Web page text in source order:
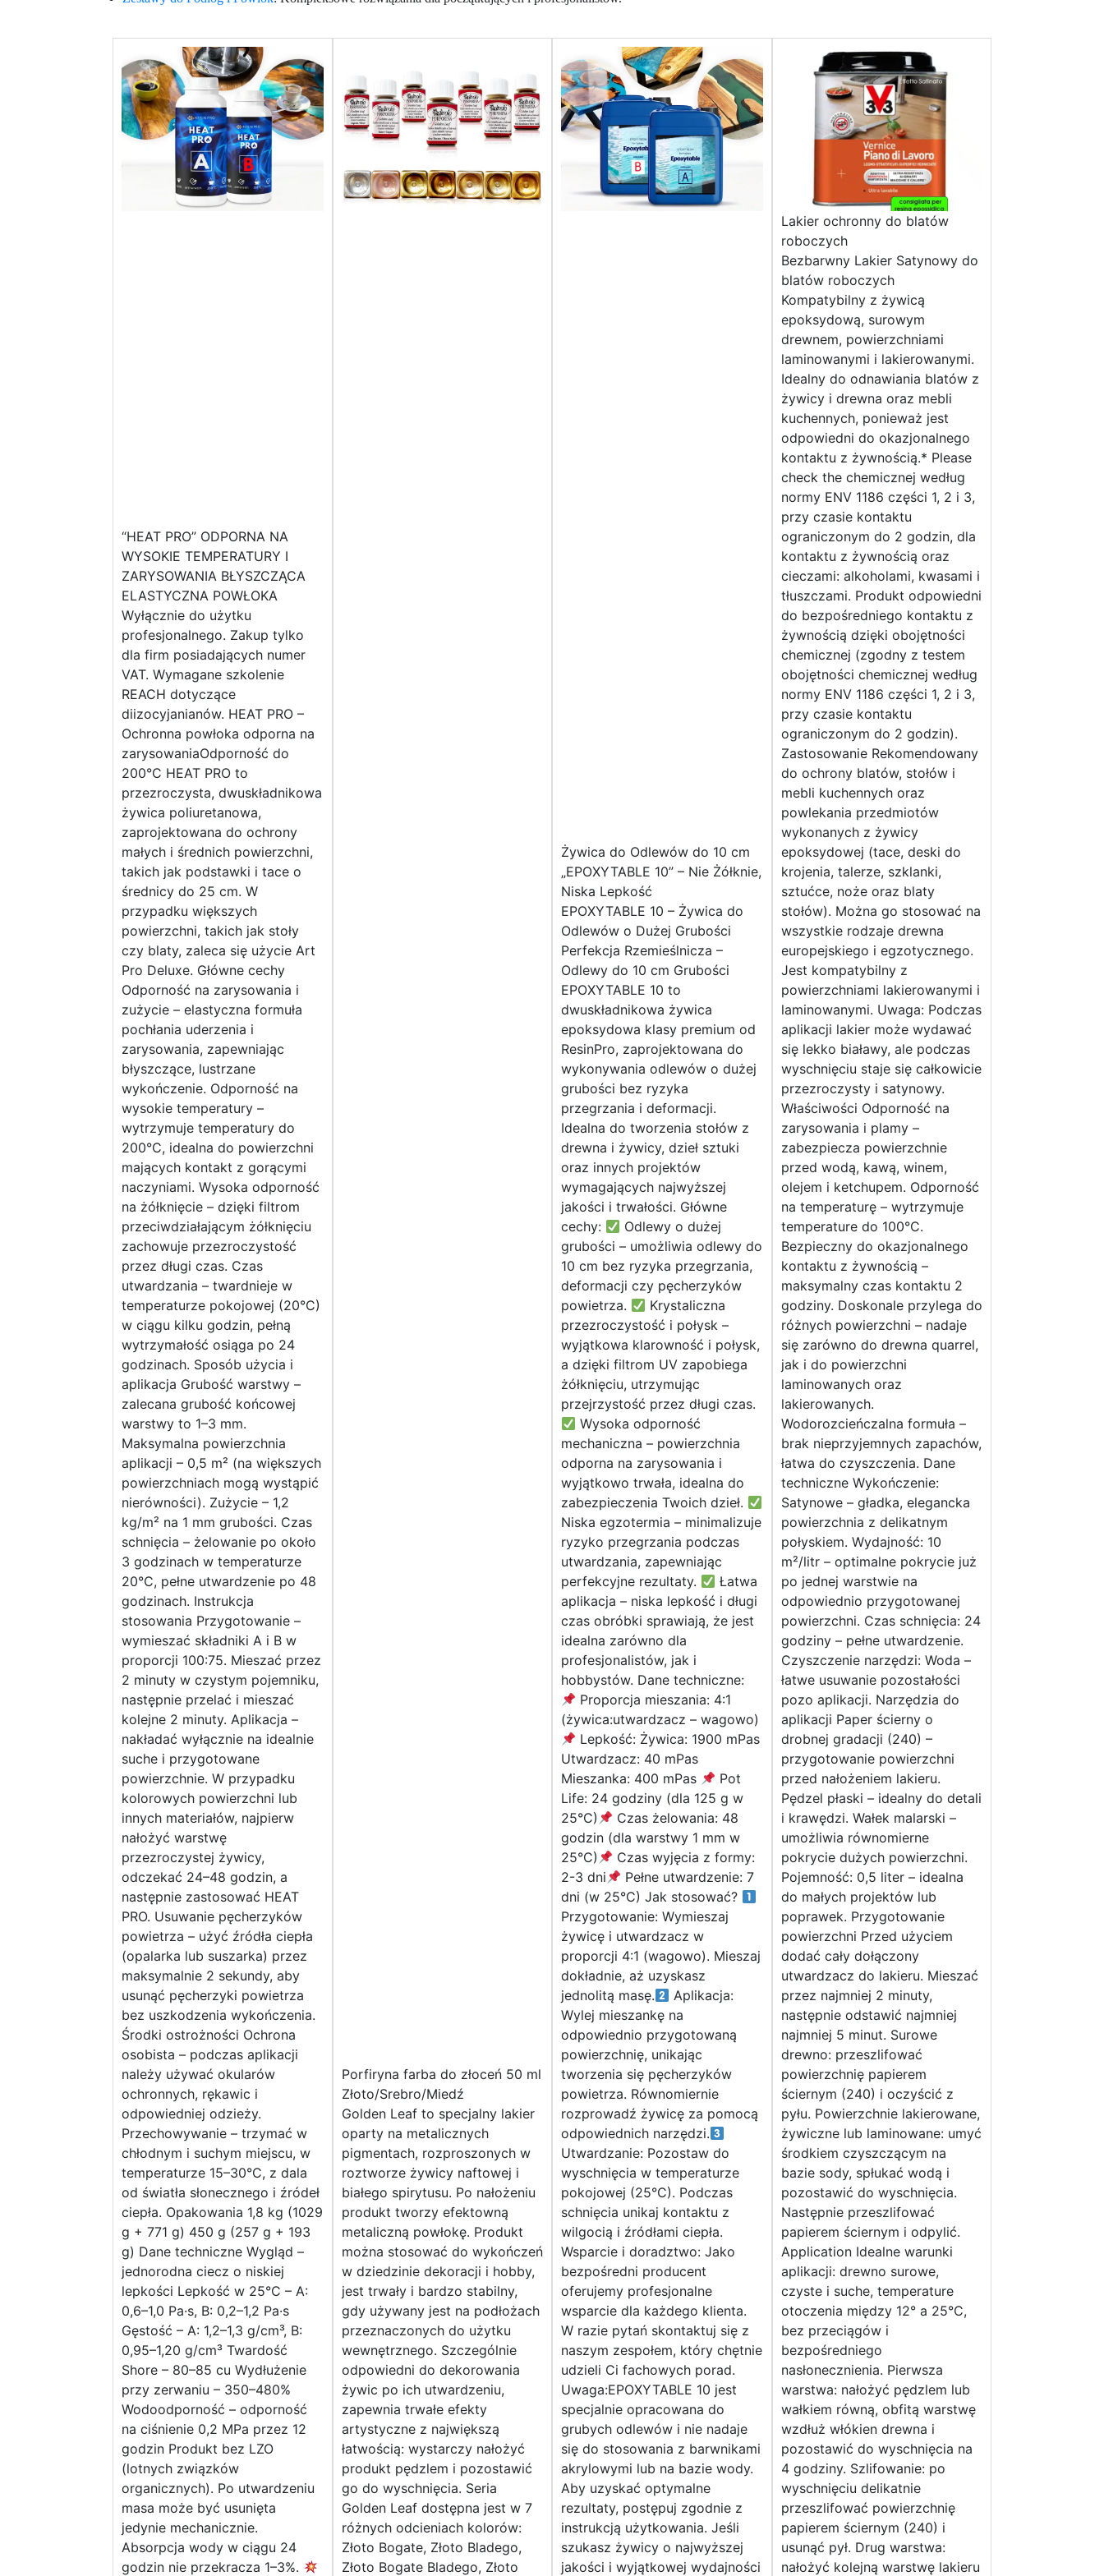
“HEAT PRO” ODPORNA NA
WYSOKIE TEMPERATURY I
ZARYSOWANIA BŁYSZCZĄCA
ELASTYCZNA POWŁOKA
Wyłącznie do użytku
profesjonalnego. Zakup tylko
dla firm posiadających numer
VAT. Wymagane szkolenie
REACH dotyczące
diizocyjanianów. HEAT PRO –
Ochronna powłoka odporna na
zarysowaniaOdporność do
200°C HEAT PRO to
przezroczysta, dwuskładnikowa
żywica poliuretanowa,
zaprojektowana do ochrony
małych i średnich powierzchni,
takich jak podstawki i tace o
średnicy do 25 cm. W
przypadku większych
powierzchni, takich jak stoły
czy blaty, zaleca się użycie Art
Pro Deluxe. Główne cechy
Odporność na zarysowania i
zużycie – elastyczna formuła
pochłania uderzenia i
zarysowania, zapewniając
błyszczące, lustrzane
wykończenie. Odporność na
wysokie temperatury –
wytrzymuje temperatury do
200°C, idealna do powierzchni
mających kontakt z gorącymi
naczyniami. Wysoka odporność
na żółknięcie – dzięki filtrom
przeciwdziałającym żółknięciu
zachowuje przezroczystość
przez długi czas. Czas
utwardzania – twardnieje w
temperaturze pokojowej (20°C)
w ciągu kilku godzin, pełną
wytrzymałość osiąga po 24
godzinach. Sposób użycia i
aplikacja Grubość warstwy –
zalecana grubość końcowej
warstwy to 1–3 mm.
Maksymalna powierzchnia
aplikacji – 0,5 m² (na większych
powierzchniach mogą wystąpić
nierówności). Zużycie – 1,2
kg/m² na 1 mm grubości. Czas
schnięcia – żelowanie po około
3 godzinach w temperaturze
20°C, pełne utwardzenie po 48
godzinach. Instrukcja
stosowania Przygotowanie –
wymieszać składniki A i B w
proporcji 100:75. Mieszać przez
2 minuty w czystym pojemniku,
następnie przelać i mieszać
kolejne 2 minuty. Aplikacja –
nakładać wyłącznie na idealnie
suche i przygotowane
powierzchnie. W przypadku
kolorowych powierzchni lub
innych materiałów, najpierw
nałożyć warstwę
przezroczystej żywicy,
odczekać 24–48 godzin, a
następnie zastosować HEAT
PRO. Usuwanie pęcherzyków
powietrza – użyć źródła ciepła
(opalarka lub suszarka) przez
maksymalnie 2 sekundy, aby
usunąć pęcherzyki powietrza
bez uszkodzenia wykończenia.
Środki ostrożności Ochrona
osobista – podczas aplikacji
należy używać okularów
ochronnych, rękawic i
odpowiedniej odzieży.
Przechowywanie – trzymać w
chłodnym i suchym miejscu, w
temperaturze 15–30°C, z dala
od światła słonecznego i źródeł
ciepła. Opakowania 1,8 kg (1029
g + 771 g) 450 g (257 g + 193
g) Dane techniczne Wygląd –
jednorodna ciecz o niskiej
lepkości Lepkość w 25°C – A:
0,6–1,0 Pa·s, B: 0,2–1,2 Pa·s
Gęstość – A: 1,2–1,3 g/cm³, B:
0,95–1,20 g/cm³ Twardość
Shore – 80–85 cu Wydłużenie
przy zerwaniu – 350–480%
Wodoodporność – odporność
na ciśnienie 0,2 MPa przez 12
godzin Produkt bez LZO
(lotnych związków
organicznych). Po utwardzeniu
masa może być usunięta
jedynie mechanicznie.
Absorpcja wody w ciągu 24
godzin nie przekracza 1–3%.
Porfiryna farba do złoceń 50 ml
Złoto/Srebro/Miedź
Golden Leaf to specjalny lakier
oparty na metalicznych
pigmentach, rozproszonych w
roztworze żywicy naftowej i
białego spirytusu. Po nałożeniu
produkt tworzy efektowną
metaliczną powłokę. Produkt
można stosować do wykończeń
w dziedzinie dekoracji i hobby,
jest trwały i bardzo stabilny,
gdy używany jest na podłożach
przeznaczonych do użytku
wewnętrznego. Szczególnie
odpowiedni do dekorowania
żywic po ich utwardzeniu,
zapewnia trwałe efekty
artystyczne z największą
łatwością: wystarczy nałożyć
produkt pędzlem i pozostawić
go do wyschnięcia. Seria
Golden Leaf dostępna jest w 7
różnych odcieniach kolorów:
Złoto Bogate, Złoto Bladego,
Złoto Bogate Bladego, Złoto
Żywica do Odlewów do 10 cm
„EPOXYTABLE 10” – Nie Żółknie,
Niska Lepkość
EPOXYTABLE 10 – Żywica do
Odlewów o Dużej Grubości
Perfekcja Rzemieślnicza –
Odlewy do 10 cm Grubości
EPOXYTABLE 10 to
dwuskładnikowa żywica
epoksydowa klasy premium od
ResinPro, zaprojektowana do
wykonywania odlewów o dużej
grubości bez ryzyka
przegrzania i deformacji.
Idealna do tworzenia stołów z
drewna i żywicy, dzieł sztuki
oraz innych projektów
wymagających najwyższej
jakości i trwałości. Główne
cechy:
Odlewy o dużej
grubości – umożliwia odlewy do
10 cm bez ryzyka przegrzania,
deformacji czy pęcherzyków
powietrza.
Krystaliczna
przezroczystość i połysk –
wyjątkowa klarowność i połysk,
a dzięki filtrom UV zapobiega
żółknięciu, utrzymując
przejrzystość przez długi czas.
Wysoka odporność
mechaniczna – powierzchnia
odporna na zarysowania i
wyjątkowo trwała, idealna do
zabezpieczenia Twoich dzieł.
Niska egzotermia – minimalizuje
ryzyko przegrzania podczas
utwardzania, zapewniając
perfekcyjne rezultaty.
Łatwa
aplikacja – niska lepkość i długi
czas obróbki sprawiają, że jest
idealna zarówno dla
profesjonalistów, jak i
hobbystów. Dane techniczne:
Proporcja mieszania: 4:1
(żywica:utwardzacz – wagowo)
Lepkość: Żywica: 1900 mPas
Utwardzacz: 40 mPas
Mieszanka: 400 mPas
Pot
Life: 24 godziny (dla 125 g w
25°C)
Czas żelowania: 48
godzin (dla warstwy 1 mm w
25°C)
Czas wyjęcia z formy:
2-3 dni
Pełne utwardzenie: 7
dni (w 25°C) Jak stosować?
Przygotowanie: Wymieszaj
żywicę i utwardzacz w
proporcji 4:1 (wagowo). Mieszaj
dokładnie, aż uzyskasz
jednolitą masę.
Aplikacja:
Wylej mieszankę na
odpowiednio przygotowaną
powierzchnię, unikając
tworzenia się pęcherzyków
powietrza. Równomiernie
rozprowadź żywicę za pomocą
odpowiednich narzędzi.
Utwardzanie: Pozostaw do
wyschnięcia w temperaturze
pokojowej (25°C). Podczas
schnięcia unikaj kontaktu z
wilgocią i źródłami ciepła.
Wsparcie i doradztwo: Jako
bezpośredni producent
oferujemy profesjonalne
wsparcie dla każdego klienta.
W razie pytań skontaktuj się z
naszym zespołem, który chętnie
udzieli Ci fachowych porad.
Uwaga:EPOXYTABLE 10 jest
specjalnie opracowana do
grubych odlewów i nie nadaje
się do stosowania z barwnikami
akrylowymi lub na bazie wody.
Aby uzyskać optymalne
rezultaty, postępuj zgodnie z
instrukcją użytkowania. Jeśli
szukasz żywicy o najwyższej
jakości i wyjątkowej wydajności
Lakier ochronny do blatów
roboczych
Bezbarwny Lakier Satynowy do
blatów roboczych
Kompatybilny z żywicą
epoksydową, surowym
drewnem, powierzchniami
laminowanymi i lakierowanymi.
Idealny do odnawiania blatów z
żywicy i drewna oraz mebli
kuchennych, ponieważ jest
odpowiedni do okazjonalnego
kontaktu z żywnością.* Please
check the chemicznej według
normy ENV 1186 części 1, 2 i 3,
przy czasie kontaktu
ograniczonym do 2 godzin, dla
kontaktu z żywnością oraz
cieczami: alkoholami, kwasami i
tłuszczami. Produkt odpowiedni
do bezpośredniego kontaktu z
żywnością dzięki obojętności
chemicznej (zgodny z testem
obojętności chemicznej według
normy ENV 1186 części 1, 2 i 3,
przy czasie kontaktu
ograniczonym do 2 godzin).
Zastosowanie Rekomendowany
do ochrony blatów, stołów i
mebli kuchennych oraz
powlekania przedmiotów
wykonanych z żywicy
epoksydowej (tace, deski do
krojenia, talerze, szklanki,
sztućce, noże oraz blaty
stołów). Można go stosować na
wszystkie rodzaje drewna
europejskiego i egzotycznego.
Jest kompatybilny z
powierzchniami lakierowanymi i
laminowanymi. Uwaga: Podczas
aplikacji lakier może wydawać
się lekko białawy, ale podczas
wyschnięciu staje się całkowicie
przezroczysty i satynowy.
Właściwości Odporność na
zarysowania i plamy –
zabezpiecza powierzchnie
przed wodą, kawą, winem,
olejem i ketchupem. Odporność
na temperaturę – wytrzymuje
temperature do 100°C.
Bezpieczny do okazjonalnego
kontaktu z żywnością –
maksymalny czas kontaktu 2
godziny. Doskonale przylega do
różnych powierzchni – nadaje
się zarówno do drewna quarrel,
jak i do powierzchni
laminowanych oraz
lakierowanych.
Wodorozcieńczalna formuła –
brak nieprzyjemnych zapachów,
łatwa do czyszczenia. Dane
techniczne Wykończenie:
Satynowe – gładka, elegancka
powierzchnia z delikatnym
połyskiem. Wydajność: 10
m²/litr – optimalne pokrycie już
po jednej warstwie na
odpowiednio przygotowanej
powierzchni. Czas schnięcia: 24
godziny – pełne utwardzenie.
Czyszczenie narzędzi: Woda –
łatwe usuwanie pozostałości
pozo aplikacji. Narzędzia do
aplikacji Paper ścierny o
drobnej gradacji (240) –
przygotowanie powierzchni
przed nałożeniem lakieru.
Pędzel płaski – idealny do detali
i krawędzi. Wałek malarski –
umożliwia równomierne
pokrycie dużych powierzchni.
Pojemność: 0,5 liter – idealna
do małych projektów lub
poprawek. Przygotowanie
powierzchni Przed użyciem
dodać cały dołączony
utwardzacz do lakieru. Mieszać
przez najmniej 2 minuty,
następnie odstawić najmniej
najmniej 5 minut. Surowe
drewno: przeszlifować
powierzchnię papierem
ściernym (240) i oczyścić z
pyłu. Powierzchnie lakierowane,
żywiczne lub laminowane: umyć
środkiem czyszczącym na
bazie sody, spłukać wodą i
pozostawić do wyschnięcia.
Następnie przeszlifować
papierem ściernym i odpylić.
Application Idealne warunki
aplikacji: drewno surowe,
czyste i suche, temperature
otoczenia między 12° a 25°C,
bez przeciągów i
bezpośredniego
nasłonecznienia. Pierwsza
warstwa: nałożyć pędzlem lub
wałkiem równą, obfitą warstwę
wzdłuż włókien drewna i
pozostawić do wyschnięcia na
4 godziny. Szlifowanie: po
wyschnięciu delikatnie
przeszlifować powierzchnię
papierem ściernym (240) i
usunąć pył. Drug warstwa:
nałożyć kolejną warstwę lakieru